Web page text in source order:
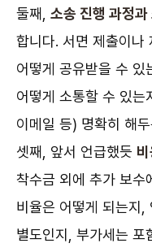
둘째, 소송 진행 과정과
합니다. 서면 제출이나
어떻게 공유받을 수 있
어떻게 소통할 수 있는
이메일 등) 명확히 해
셋째, 앞서 언급했듯
착수금 외에 추가 보수
비율은 어떻게 되는지,
별도인지, 부가세는 포